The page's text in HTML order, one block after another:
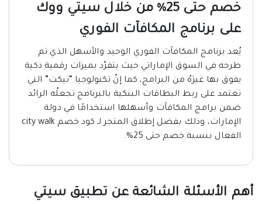
خصم حتى 25% من خلال سيتي ووك
على برنامج المكافآت الفوري
يُعد برنامج المكافآت الفوري الوحيد والأسهل الذي تم
طرحه في السوق الإماراتي حيث يتفرّد بميزات رقمية ذكية
يفوق بها غيرَهُ من البرامج، كما إنّ تكنولوجيا “تيكت” التي
تعتمد على ربط البطاقات البنكية بالبرنامج تجعلُه الرائد
ضمن برامج المكافآت وأسهلها استخدامًا في دولة
الإمارات، وذلك بفضل إطلاق المتجر لـ كود خصم city walk
الفعال بنسبة خصم حتى 25%.
أهم الأسئلة الشائعة عن تطبيق سيتي